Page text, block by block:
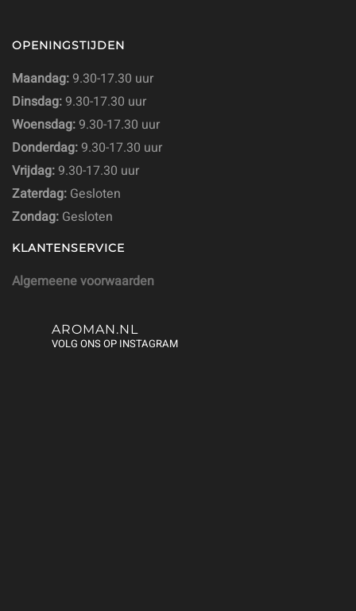
OPENINGSTIJDEN
Maandag: 9.30-17.30 uur
Dinsdag: 9.30-17.30 uur
Woensdag: 9.30-17.30 uur
Donderdag: 9.30-17.30 uur
Vrijdag: 9.30-17.30 uur
Zaterdag: Gesloten
Zondag: Gesloten
KLANTENSERVICE
Algemeene voorwaarden
AROMAN.NL
VOLG ONS OP INSTAGRAM